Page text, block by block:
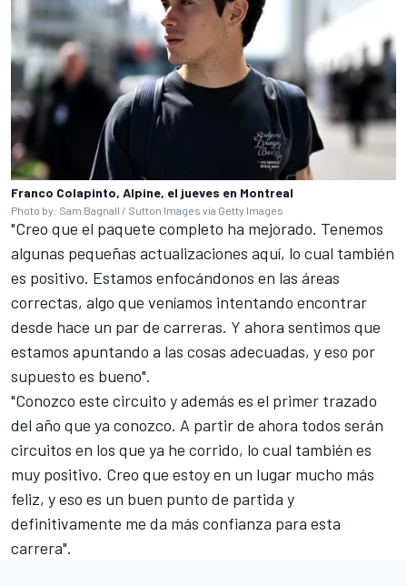
Franco Colapinto, Alpine, el jueves en Montreal
Photo by: Sam Bagnall / Sutton Images via Getty Images
"Creo que el paquete completo ha mejorado. Tenemos
algunas pequeñas actualizaciones aquí, lo cual también
es positivo. Estamos enfocándonos en las áreas
correctas, algo que veníamos intentando encontrar
desde hace un par de carreras. Y ahora sentimos que
estamos apuntando a las cosas adecuadas, y eso por
supuesto es bueno".
"Conozco este circuito y además es el primer trazado
del año que ya conozco. A partir de ahora todos serán
circuitos en los que ya he corrido, lo cual también es
muy positivo. Creo que estoy en un lugar mucho más
feliz, y eso es un buen punto de partida y
definitivamente me da más confianza para esta
carrera".